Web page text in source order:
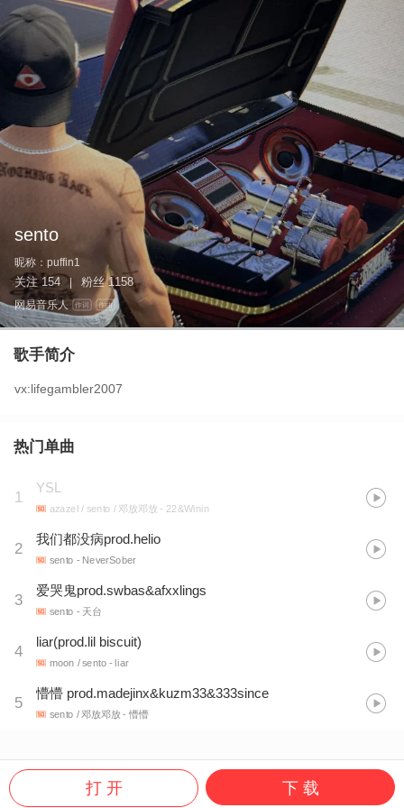
sento
昵称： puffin1
关注 154 粉丝 1158
网易音乐人 作词 作曲
歌手简介
vx:lifegambler2007
热门单曲
1
YSL
azazel / sento / 邓放邓放 - 22&Winin
2
我们都没病prod.helio
sento - NeverSober
3
爱哭鬼prod.swbas&afxxlings
sento - 天台
4
liar(prod.lil biscuit)
moon / sento - liar
5
懵懵 prod.madejinx&kuzm33&333since
sento / 邓放邓放 - 懵懵
打 开 下 载